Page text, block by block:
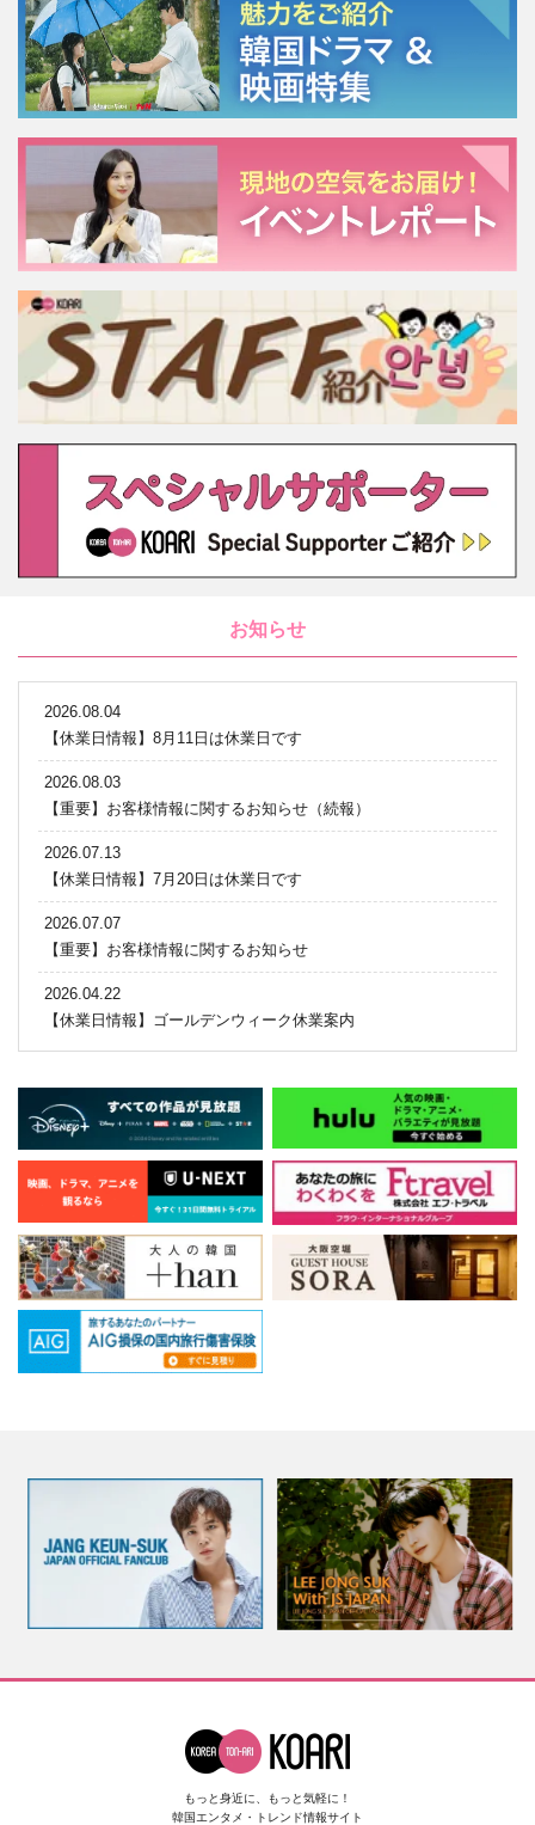
お知らせ
2026.08.04
【休業日情報】8月11日は休業日です
2026.08.03
【重要】お客様情報に関するお知らせ（続報）
2026.07.13
【休業日情報】7月20日は休業日です
2026.07.07
【重要】お客様情報に関するお知らせ
2026.04.22
【休業日情報】ゴールデンウィーク休業案内
もっと身近に、もっと気軽に！
韓国エンタメ・トレンド情報サイト